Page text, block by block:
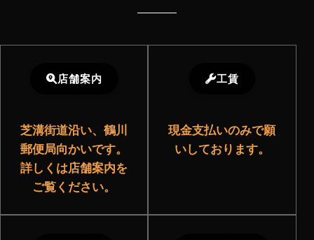
店舗案内
芝溝街道沿い、鶴川
郵便局向かいです。
詳しくは店舗案内を
ご覧ください。
工賃
現金支払いのみで願
いしております。